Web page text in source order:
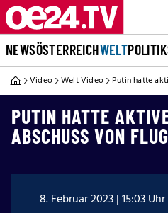
NEWSÖSTERREICHWELTPOLITIK
Video Welt Video Putin hatte
PUTIN HATTE
ABSCHUSS VON
8. Februar 2023 | 15:03 Uhr